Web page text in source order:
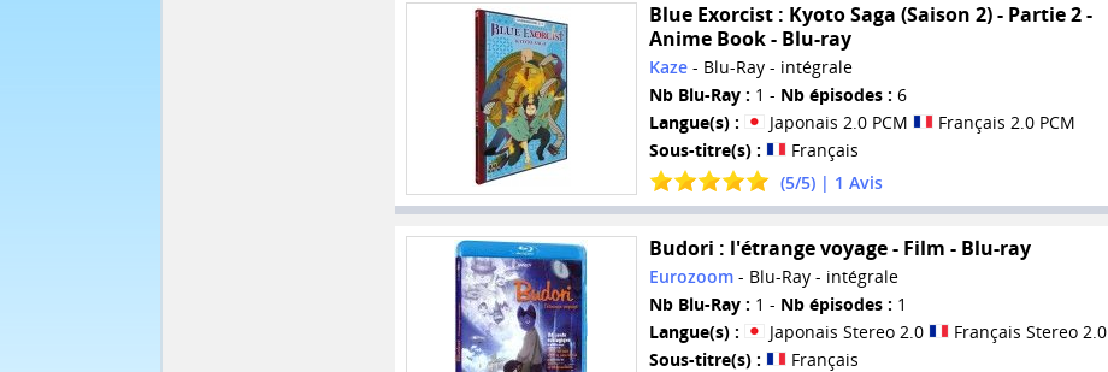
Blue Exorcist : Kyoto Saga (Saison 2) - Partie 2 -
Anime Book - Blu-ray
Kaze- Blu-Ray - intégrale
Nb Blu-Ray : 1 - Nb épisodes : 6
Langue(s) :
Japonais 2.0 PCM
Français 2.0 PCM
Sous-titre(s) :
Français
(5/5) | 1 Avis
Budori : l'étrange voyage - Film - Blu-ray
Eurozoom- Blu-Ray - intégrale
Nb Blu-Ray : 1 - Nb épisodes : 1
Langue(s) :
Japonais Stereo 2.0
Français Stereo 2.0
Sous-titre(s) :
Français